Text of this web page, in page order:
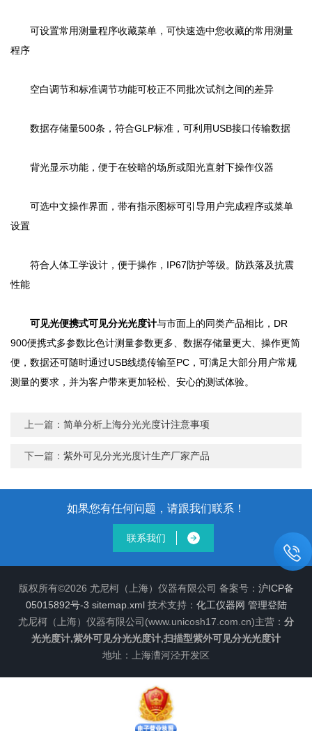
可设置常用测量程序收藏菜单，可快速选中您收藏的常用测量
程序
空白调节和标准调节功能可校正不同批次试剂之间的差异
数据存储量500条，符合GLP标准，可利用USB接口传输数据
背光显示功能，便于在较暗的场所或阳光直射下操作仪器
可选中文操作界面，带有指示图标可引导用户完成程序或菜单
设置
符合人体工学设计，便于操作，IP67防护等级。防跌落及抗震
性能
可见光便携式可见分光光度计与市面上的同类产品相比，DR
900便携式多参数比色计测量参数更多、数据存储量更大、操作更简
便，数据还可随时通过USB线缆传输至PC，可满足大部分用户常规
测量的要求，并为客户带来更加轻松、安心的测试体验。
上一篇：简单分析上海分光光度计注意事项
下一篇：紫外可见分光光度计生产厂家产品
如果您有任何问题，请跟我们联系！
联系我们
版权所有©2026 尤尼柯（上海）仪器有限公司 备案号： 沪ICP备
05015892号-3 sitemap.xml技术支持： 化工仪器网 管理登陆
尤尼柯（上海）仪器有限公司(www.unicosh17.com.cn)主营： 分
光光度计,紫外可见分光光度计,扫描型紫外可见分光光度计
地址：上海漕河泾开发区